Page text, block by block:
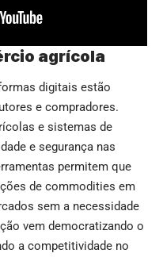
agrícola
digitais estão
e compradores.
e sistemas de
e segurança nas
permitem que
de commodities em
sem a necessidade
vem democratizando o
a competitividade no